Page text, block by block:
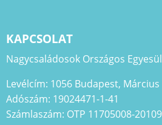
KAPCSOLAT
Nagycsaládosok Országos
Levélcím: 1056 Budapest, Március
Adószám: 19024471-1-41
Számlaszám: OTP 11705008-